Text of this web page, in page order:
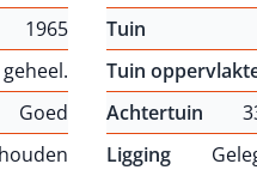
1965
Goed
Tuin
Tuin
Achtertuin
Ligging